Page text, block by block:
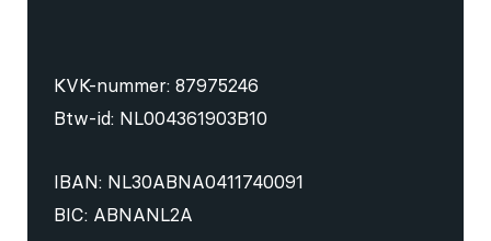
KVK-nummer: 87975246
Btw-id: NL004361903B10
IBAN: NL30ABNA0411740091
BIC: ABNANL2A